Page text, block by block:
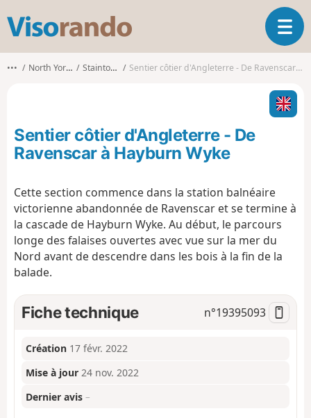
s
o
o
O
u
i
r
l
g
••• North Yorkshire Stainton Dale Sentier côtier d'Angleterre - De Ravenscar à Hayburn Wyke
Sentier côtier d'Angleterre - De
Ravenscar à Hayburn Wyke
Cette section commence dans la station balnéaire
victorienne abandonnée de Ravenscar et se termine à
la cascade de Hayburn Wyke. Au début, le parcours
longe des falaises ouvertes avec vue sur la mer du
Nord avant de descendre dans les bois à la fin de la
balade.
Fiche technique n°19395093
Création 17 févr. 2022
Mise à jour 24 nov. 2022
Dernier avis –